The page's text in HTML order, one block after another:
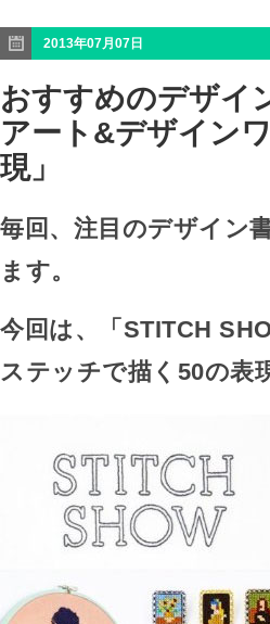
2013年07月07日
おすすめのデザイ
アート&デザイン
現」
毎回、注目のデザイン
ます。
今回は、「STITCH
ステッチで描く50の表